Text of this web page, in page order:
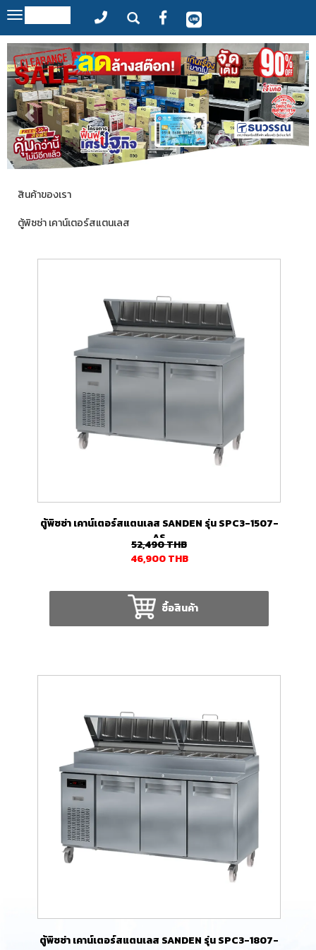
Toggle
navigation
สินค้าของเรา
ตู้พิซซ่า เคาน์เตอร์สแตนเลส
ตู้พิซซ่า เคาน์เตอร์สแตนเลส SANDEN รุ่น SPC3-1507-
AS
52,490THB
46,900THB
ซื้อสินค้า
ตู้พิซซ่า เคาน์เตอร์สแตนเลส SANDEN รุ่น SPC3-1807-